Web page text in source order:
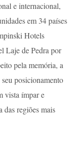
e internacional,
em 34 países
Hotels
Laje de Pedra por
pela memória, a
posicionamento
vista ímpar e
das regiões mais